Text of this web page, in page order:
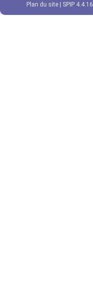
Plan du site SPIP 4.4.16